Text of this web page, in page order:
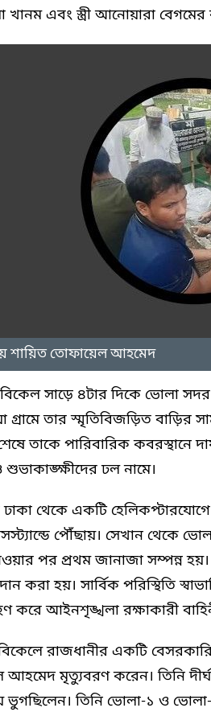
খানম এবং স্ত্রী আনোয়ারা
শায়িত তোফায়েল আহমেদ
সাড়ে ৪টার দিকে ভোলা
গ্রামে তার স্মৃতিবিজড়িত বাড়ির
তাকে পারিবারিক কবরস্থানে
শুভাকাঙ্ক্ষীদের ঢল নামে।
থেকে একটি হেলিকপ্টারযোগে
পৌঁছায়। সেখান থেকে
পর প্রথম জানাজা সম্পন্ন হয়।
করা হয়। সার্বিক পরিস্থিতি
করে আইনশৃঙ্খলা রক্ষাকারী
রাজধানীর একটি
মৃত্যুবরণ করেন। তিনি
ভুগছিলেন। তিনি ভোলা-১ ও